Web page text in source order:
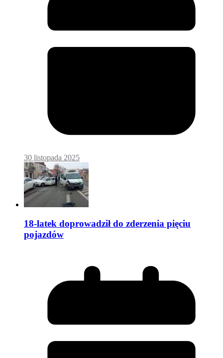
30 listopada 2025
18-latek doprowadził do zderzenia pięciu
pojazdów